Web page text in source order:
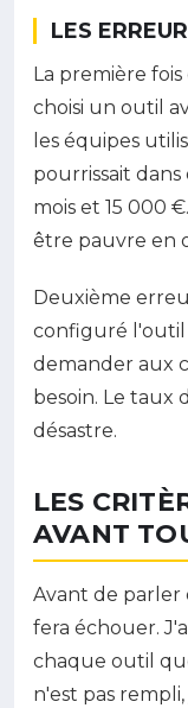
LES
La première
choisi un outil
les équipes
pourrissait dans
mois et 15 000
être pauvre en
Deuxième
configuré l'outil
demander aux
besoin. Le taux
désastre.
LES
AVANT
Avant de parler
fera échouer.
chaque outil
n'est pas rempli,